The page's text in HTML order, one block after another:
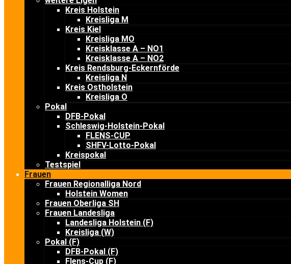
Kreis Holstein
Kreisliga M
Kreis Kiel
Kreisliga MO
Kreisklasse A – NO1
Kreisklasse A – NO2
Kreis Rendsburg-Eckernförde
Kreisliga N
Kreis Ostholstein
Kreisliga O
Pokal
DFB-Pokal
Schleswig-Holstein-Pokal
FLENS-CUP
SHFV-Lotto-Pokal
Kreispokal
Testspiel
Frauen
Frauen Regionalliga Nord
Holstein Women
Frauen Oberliga SH
Frauen Landesliga
Landesliga Holstein (F)
Kreisliga (W)
Pokal (F)
DFB-Pokal (F)
Flens-Cup (F)